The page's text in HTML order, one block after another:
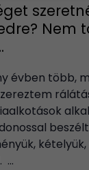
Nem
évben több,
...